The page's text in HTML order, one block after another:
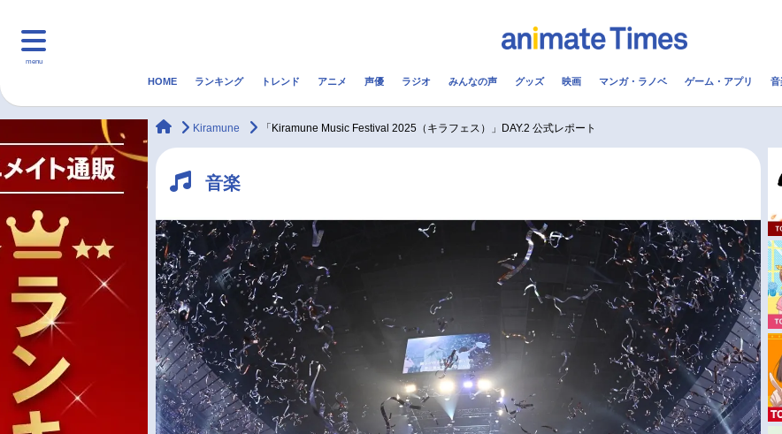
menu
マンガ・ラノベ ゲーム・アプリ
最新記事一覧
アニメ記事一覧
声優記事一覧
アニメ映画一覧
実写化映画一覧
男性声優/女性声優一覧
今期アニメ曜日別一
春アニメ
夏アニメ
FOLLOW US
HOME ランキング トレンド アニメ 声優 ラジオ みんなの声 グッズ 映画 マンガ・ラノベ ゲーム・アプリ 音
animateTimes
Kiramune 「Kiramune Music Festival 2025（キラフェス）」DAY.2 公式レポート
音楽